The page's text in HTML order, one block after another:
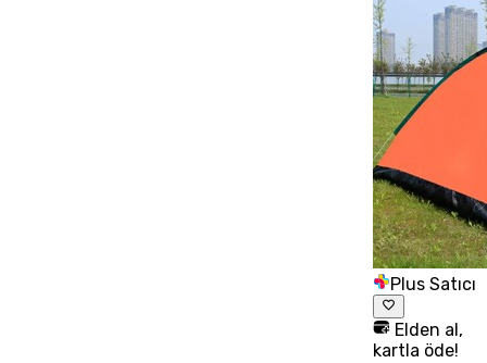
Plus Satıcı
Elden al,
kartla öde!